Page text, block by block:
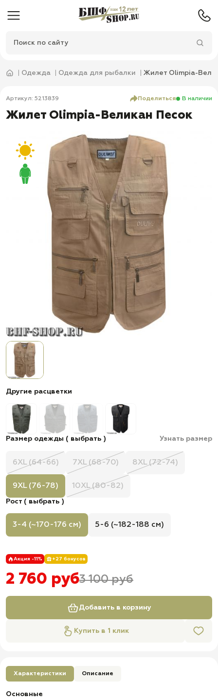
Одежда Одежда для рыбалки Жилет Olimpia-
Артикул: 5213839 Поделиться В наличии
Жилет Olimpia-Великан Песок
Другие расцветки
Размер одежды ( выбрать ) Узнать размер
6XL (64-66) 7XL (68-70) 8XL (72-74)
9XL (76-78) 10XL (80-82)
Рост ( выбрать )
3-4 (~170-176 см) 5-6 (~182-188 см)
Акция -11% +27 бонусов
2 760 руб3 100 руб
Добавить в корзину
Купить в 1 клик
Характеристики Описание
Основные